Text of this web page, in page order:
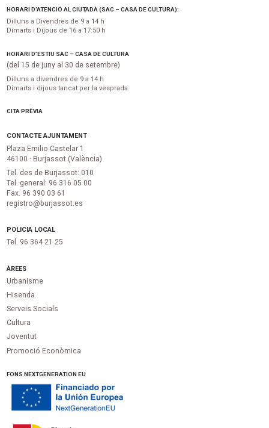
HORARI D’ATENCIÓ AL CIUTADÀ (SAC – CASA DE CULTURA):
Dilluns a Divendres de 9 a 14 h
Dimarts i Dijous de 16 a 17:50 h
HORARI D’ESTIU SAC – CASA DE CULTURA
(del 15 de juny al 30 de setembre)
Dilluns a divendres de 9 a 14 h
Dimarts i dijous tancat per la vesprada
CITA PRÈVIA
CONTACTE AJUNTAMENT
Plaza Emilio Castelar 1
46100 · Burjassot (València)
Tel. des de Burjassot: 010
Tel. general: 96 316 05 00
Fax. 96 390 03 61
registro@burjassot.es
POLICIA LOCAL
Tel. 96 364 21 25
ÀREES
Urbanisme
Hisenda
Serveis Socials
Cultura
Joventut
Promoció Econòmica
FONS NEXTGENERATION EU